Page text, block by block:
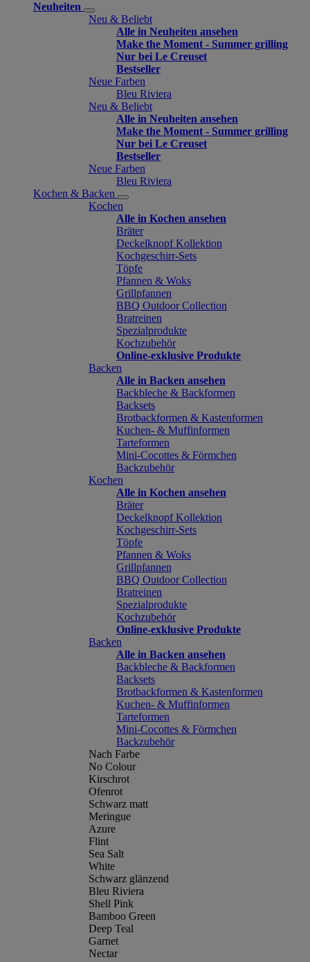
Neuheiten
Neu & Beliebt
Alle in Neuheiten ansehen
Make the Moment - Summer grilling
Nur bei Le Creuset
Bestseller
Neue Farben
Bleu Riviera
Neu & Beliebt
Alle in Neuheiten ansehen
Make the Moment - Summer grilling
Nur bei Le Creuset
Bestseller
Neue Farben
Bleu Riviera
Kochen & Backen
Kochen
Alle in Kochen ansehen
Bräter
Deckelknopf Kollektion
Kochgeschirr-Sets
Töpfe
Pfannen & Woks
Grillpfannen
BBQ Outdoor Collection
Bratreinen
Spezialprodukte
Kochzubehör
Online-exklusive Produkte
Backen
Alle in Backen ansehen
Backbleche & Backformen
Backsets
Brotbackformen & Kastenformen
Kuchen- & Muffinformen
Tarteformen
Mini-Cocottes & Förmchen
Backzubehör
Kochen
Alle in Kochen ansehen
Bräter
Deckelknopf Kollektion
Kochgeschirr-Sets
Töpfe
Pfannen & Woks
Grillpfannen
BBQ Outdoor Collection
Bratreinen
Spezialprodukte
Kochzubehör
Online-exklusive Produkte
Backen
Alle in Backen ansehen
Backbleche & Backformen
Backsets
Brotbackformen & Kastenformen
Kuchen- & Muffinformen
Tarteformen
Mini-Cocottes & Förmchen
Backzubehör
Nach Farbe
No Colour
Kirschrot
Ofenrot
Schwarz matt
Meringue
Azure
Flint
Sea Salt
White
Schwarz glänzend
Bleu Riviera
Shell Pink
Bamboo Green
Deep Teal
Garnet
Nectar